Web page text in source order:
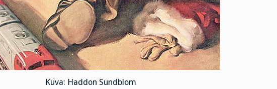
Kuva: Haddon Sundblom